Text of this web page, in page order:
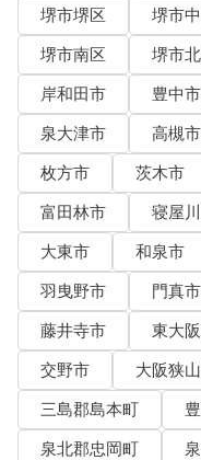
堺市堺区
堺市
堺市南区
堺市
岸和田市
豊中市
泉大津市
高槻市
枚方市
茨木市
富田林市
寝屋
大東市
和泉市
羽曳野市
門真市
藤井寺市
東大
交野市
大阪狭
三島郡島本町
泉北郡忠岡町